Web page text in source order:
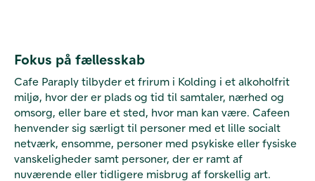
Fokus på fællesskab
Cafe Paraply tilbyder et frirum i Kolding i et alkoholfrit
miljø, hvor der er plads og tid til samtaler, nærhed og
omsorg, eller bare et sted, hvor man kan være. Cafeen
henvender sig særligt til personer med et lille socialt
netværk, ensomme, personer med psykiske eller fysiske
vanskeligheder samt personer, der er ramt af
nuværende eller tidligere misbrug af forskellig art.